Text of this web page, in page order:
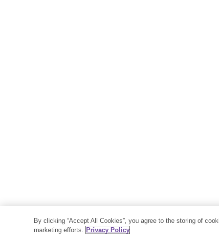
By clicking “Accept All Cookies”, you agree to the storing of
marketing efforts. Privacy Policy